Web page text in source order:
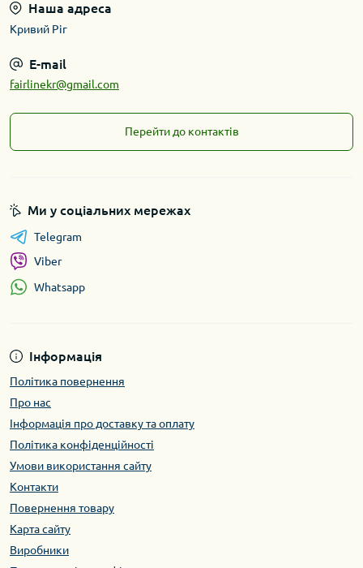
Наша адреса
Кривий Ріг
E-mail
fairlinekr@gmail.com
Перейти до контактів
Інформація
Політика повернення
Про нас
Інформація про доставку та оплату
Політика конфіденційності
Умови використання сайту
Контакти
Повернення товару
Карта сайту
Виробники
Ми у соціальних мережах
Telegram
Viber
Whatsapp